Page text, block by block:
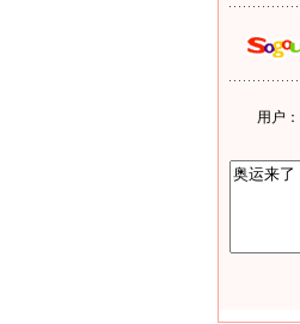
用户：